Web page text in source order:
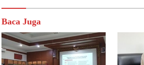
Baca Juga